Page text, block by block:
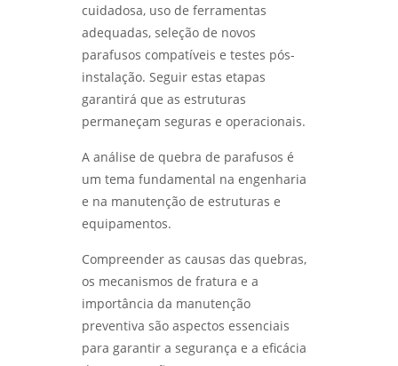
cuidadosa, uso de ferramentas
adequadas, seleção de novos
parafusos compatíveis e testes pós-
instalação. Seguir estas etapas
garantirá que as estruturas
permaneçam seguras e operacionais.
A análise de quebra de parafusos é
um tema fundamental na engenharia
e na manutenção de estruturas e
equipamentos.
Compreender as causas das quebras,
os mecanismos de fratura e a
importância da manutenção
preventiva são aspectos essenciais
para garantir a segurança e a eficácia